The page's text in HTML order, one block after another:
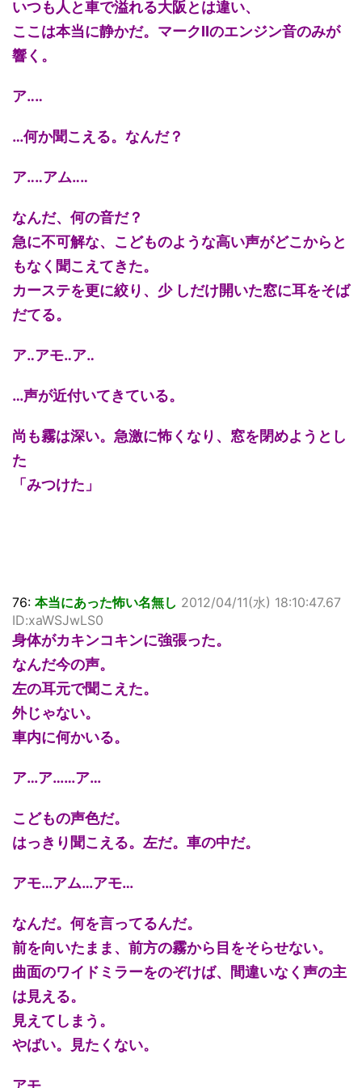
いつも人と車で溢れる大阪とは違い、
ここは本当に静かだ。マークⅡのエンジン音のみが
響く。
ア‥‥
…何か聞こえる。なんだ？
ア‥‥アム‥‥
なんだ、何の音だ？
急に不可解な、こどものような高い声がどこからと
もなく聞こえてきた。
カーステを更に絞り、少 しだけ開いた窓に耳をそば
だてる。
ア‥アモ‥ア‥
…声が近付いてきている。
尚も霧は深い。急激に怖くなり、窓を閉めようとし
た
「みつけた」
76: 本当にあった怖い名無し 2012/04/11(水) 18:10:47.67
ID:xaWSJwLS0
身体がカキンコキンに強張った。
なんだ今の声。
左の耳元で聞こえた。
外じゃない。
車内に何かいる。
ア…ア……ア…
こどもの声色だ。
はっきり聞こえる。左だ。車の中だ。
アモ…アム…アモ…
なんだ。何を言ってるんだ。
前を向いたまま、前方の霧から目をそらせない。
曲面のワイドミラーをのぞけば、間違いなく声の主
は見える。
見えてしまう。
やばい。見たくない。